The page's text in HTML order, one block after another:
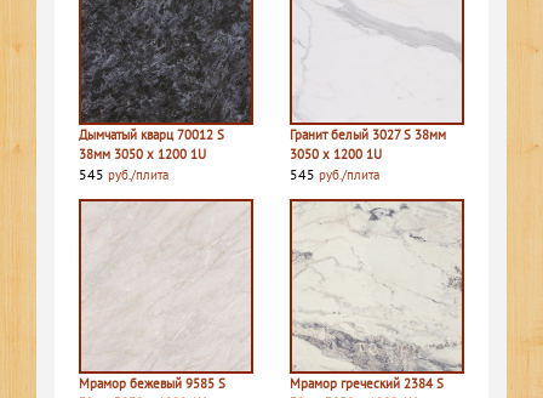
Дымчатый кварц 70012 S
38мм 3050 х 1200 1U
545 руб./плита
Гранит белый 3027 S 38мм
3050 х 1200 1U
545 руб./плита
Мрамор бежевый 9585 S
Мрамор греческий 2384 S